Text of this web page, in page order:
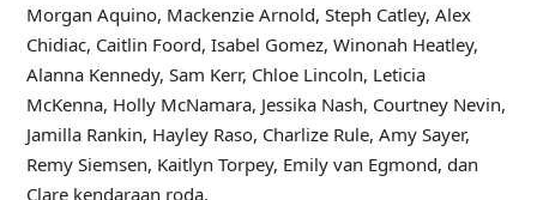
Morgan Aquino, Mackenzie Arnold, Steph Catley, Alex
Chidiac, Caitlin Foord, Isabel Gomez, Winonah Heatley,
Alanna Kennedy, Sam Kerr, Chloe Lincoln, Leticia
McKenna, Holly McNamara, Jessika Nash, Courtney Nevin,
Jamilla Rankin, Hayley Raso, Charlize Rule, Amy Sayer,
Remy Siemsen, Kaitlyn Torpey, Emily van Egmond, dan
Clare kendaraan roda.